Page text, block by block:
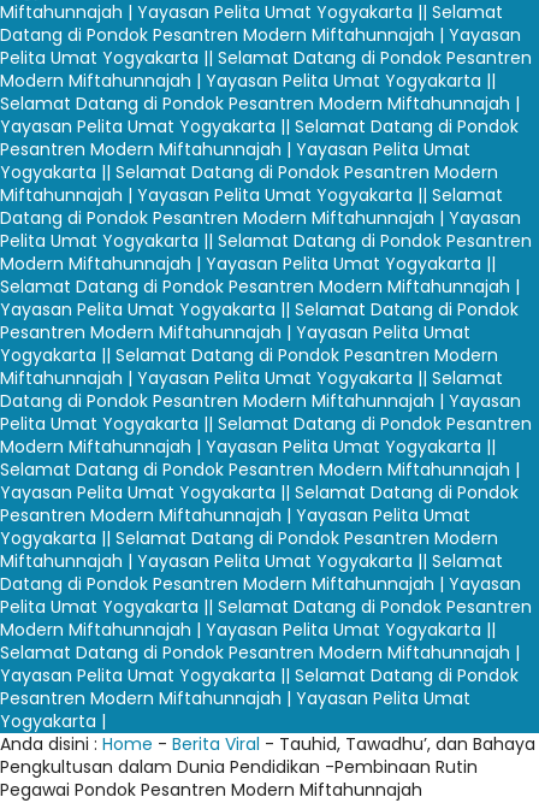
Miftahunnajah | Yayasan Pelita Umat Yogyakarta || Selamat
Datang di Pondok Pesantren Modern Miftahunnajah | Yayasan
Pelita Umat Yogyakarta || Selamat Datang di Pondok Pesantren
Modern Miftahunnajah | Yayasan Pelita Umat Yogyakarta ||
Selamat Datang di Pondok Pesantren Modern Miftahunnajah |
Yayasan Pelita Umat Yogyakarta || Selamat Datang di Pondok
Pesantren Modern Miftahunnajah | Yayasan Pelita Umat
Yogyakarta || Selamat Datang di Pondok Pesantren Modern
Miftahunnajah | Yayasan Pelita Umat Yogyakarta || Selamat
Datang di Pondok Pesantren Modern Miftahunnajah | Yayasan
Pelita Umat Yogyakarta || Selamat Datang di Pondok Pesantren
Modern Miftahunnajah | Yayasan Pelita Umat Yogyakarta ||
Selamat Datang di Pondok Pesantren Modern Miftahunnajah |
Yayasan Pelita Umat Yogyakarta || Selamat Datang di Pondok
Pesantren Modern Miftahunnajah | Yayasan Pelita Umat
Yogyakarta || Selamat Datang di Pondok Pesantren Modern
Miftahunnajah | Yayasan Pelita Umat Yogyakarta || Selamat
Datang di Pondok Pesantren Modern Miftahunnajah | Yayasan
Pelita Umat Yogyakarta || Selamat Datang di Pondok Pesantren
Modern Miftahunnajah | Yayasan Pelita Umat Yogyakarta ||
Selamat Datang di Pondok Pesantren Modern Miftahunnajah |
Yayasan Pelita Umat Yogyakarta || Selamat Datang di Pondok
Pesantren Modern Miftahunnajah | Yayasan Pelita Umat
Yogyakarta || Selamat Datang di Pondok Pesantren Modern
Miftahunnajah | Yayasan Pelita Umat Yogyakarta || Selamat
Datang di Pondok Pesantren Modern Miftahunnajah | Yayasan
Pelita Umat Yogyakarta || Selamat Datang di Pondok Pesantren
Modern Miftahunnajah | Yayasan Pelita Umat Yogyakarta ||
Selamat Datang di Pondok Pesantren Modern Miftahunnajah |
Yayasan Pelita Umat Yogyakarta || Selamat Datang di Pondok
Pesantren Modern Miftahunnajah | Yayasan Pelita Umat
Yogyakarta |
Anda disini : Home - Berita Viral - Tauhid, Tawadhu’, dan Bahaya
Pengkultusan dalam Dunia Pendidikan -Pembinaan Rutin
Pegawai Pondok Pesantren Modern Miftahunnajah